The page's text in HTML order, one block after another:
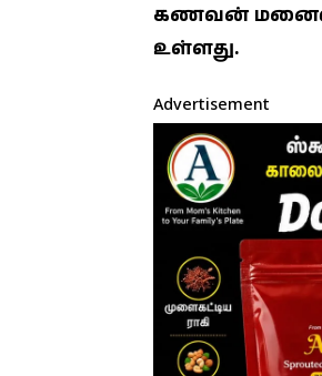
கணவன் மனைவி
உள்ளது.
Advertisement